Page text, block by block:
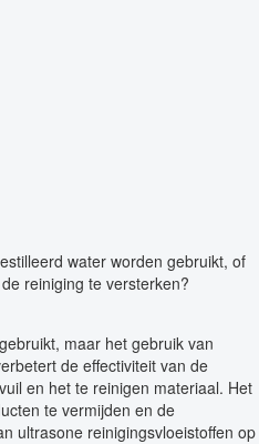
water worden gebruikt, of
reiniging te versterken?
maar het gebruik van
de effectiviteit van de
en het te reinigen materiaal. Het
te vermijden en de
ultrasone reinigingsvloeistoffen op